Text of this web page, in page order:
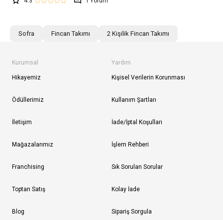
Sofra Fincan Takımı 2 Kişilik Fincan Takımı
Kurumsal
Hikayemiz
Ödüllerimiz
İletişim
Mağazalarımız
Franchising
Toptan Satış
Blog
Yardım
Kişisel Verilerin Korunması
Kullanım Şartları
İade/İptal Koşulları
İşlem Rehberi
Sık Sorulan Sorular
Kolay İade
Sipariş Sorgula